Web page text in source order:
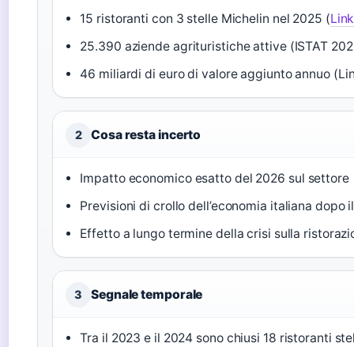
15 ristoranti con 3 stelle Michelin nel 2025 (
25.390 aziende agrituristiche attive (ISTAT
46 miliardi di euro di valore aggiunto annuo
2 Cosa resta incerto
Impatto economico esatto del 2026 sul settore
Previsioni di crollo dell’economia italiana
Effetto a lungo termine della crisi sulla
3 Segnale temporale
Tra il 2023 e il 2024 sono chiusi 18 ristoranti